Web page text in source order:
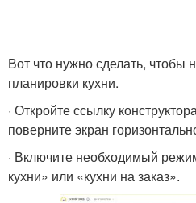
Кухни для андроид
Собственная кухня
Вот что нужно сделать, чтобы
планировки кухни.
· Откройте ссылку
поверните экран
· Включите необходимый
кухни» или «кухни на заказ».